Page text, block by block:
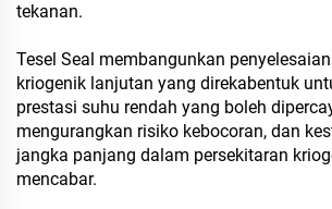
tekanan.
Tesel Seal membangunkan
kriogenik lanjutan yang direkabentuk
prestasi suhu rendah yang boleh
mengurangkan risiko kebocoran, dan
jangka panjang dalam persekitaran
mencabar.